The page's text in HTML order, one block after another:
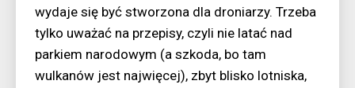
wydaje się być stworzona dla droniarzy. Trzeba
tylko uważać na przepisy, czyli nie latać nad
parkiem narodowym (a szkoda, bo tam
wulkanów jest najwięcej), zbyt blisko lotniska,